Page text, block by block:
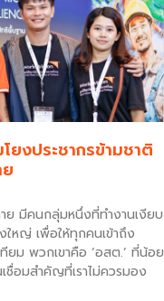
ยงประชากรข้ามชาติ
ย มีคนกลุ่มหนึ่งที่ทำงานเงียบ
หญ่ เพื่อให้ทุกคนเข้าถึง
ยม พวกเขาคือ ‘อสต.’ ที่น้อย
ชื่อมสำคัญที่เราไม่ควรมอง